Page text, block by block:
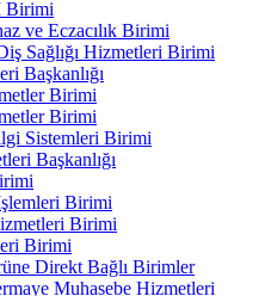
Birimi
ve Eczacılık Birimi
Sağlığı Hizmetleri Birimi
Başkanlığı
Birimi
Birimi
Sistemleri Birimi
Başkanlığı
Birimi
Birimi
Birimi
Direkt Bağlı Birimler
Muhasebe Hizmetleri